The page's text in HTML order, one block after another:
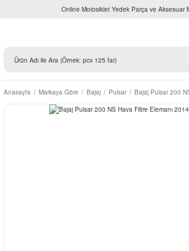
Online Motosiklet Yedek Parça ve Aksesuar
Anasayfa Markaya Göre Bajaj Pulsar Bajaj Pulsar 200